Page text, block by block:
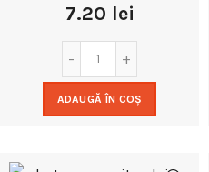
7.20 lei
ADAUGĂ ÎN COȘ